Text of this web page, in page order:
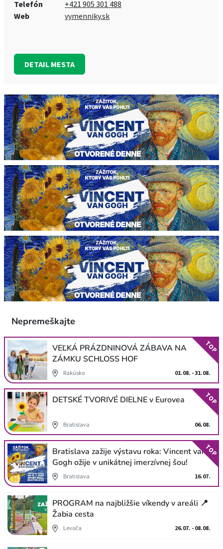
Telefón
+421 905 301 488
Web
vymenniky.sk
DETAIL MESTA
Nepremeškajte
VEĽKÁ PRÁZDNINOVÁ ZÁBAVA NA
ZÁMKU SCHLOSS HOF
Rakúsko 01.08. - 31.08.
TOP
DETSKÉ TVORIVÉ DIELNE v Eurovea
Bratislava 06.08.
TOP
Bratislava zažije výstavu roka: Vincent van
Gogh ožije v unikátnej imerzívnej šou!
Bratislava 16.07.
TOP
PROGRAM na najbližšie víkendy v areáli 📍
Žabia cesta
Levoča 26.07. - 08.08.